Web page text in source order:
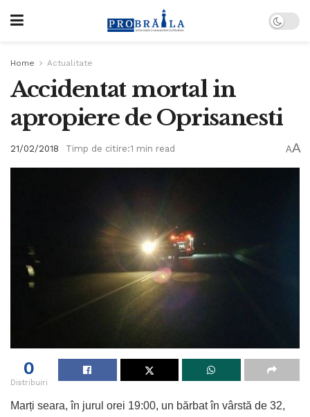
Home Actualitate
Accidentat mortal in
apropiere de Oprisanesti
21/02/2018 Timp de citire:1 min read AA
0
Distribuiri
Marți seara, în jurul orei 19:00, un bărbat în vârstă de 32,